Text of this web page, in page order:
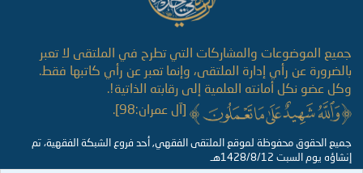
جميع الموضوعات والمشاركات التي تطرح في الملتقى لا تعبر
بالضرورة عن رأي إدارة الملتقى، وإنما تعبر عن رأي كاتبها فقط.
وكل عضو نكل أمانته العلمية إلى رقابته الذاتية!.
[آل عمران:98].
جميع الحقوق محفوظة لموقع الملتقى الفقهي, أحد فروع الشبكة الفقهية، تم
إنشاؤه يوم السبت 1428/8/12هـ